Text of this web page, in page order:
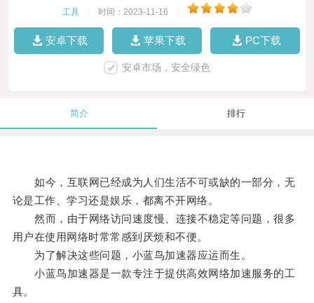
工具 时间：2023-11-16
安卓下载 苹果下载 PC下载
安卓市场，安全绿色
简介 排行
如今，互联网已经成为人们生活不可或缺的一部分，无
论是工作、学习还是娱乐，都离不开网络。
然而，由于网络访问速度慢、连接不稳定等问题，很多
用户在使用网络时常常感到厌烦和不便。
为了解决这些问题，小蓝鸟加速器应运而生。
小蓝鸟加速器是一款专注于提供高效网络加速服务的工
具。